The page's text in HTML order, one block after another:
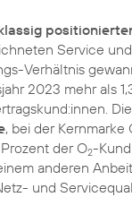
Service
Verhältnis
2023 mehr als
Die
, bei der Kernmarke
der O2-
anderen
und